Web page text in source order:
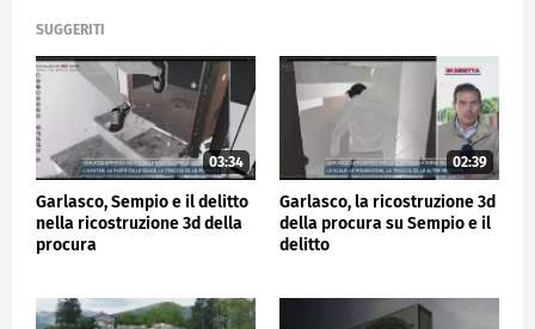
pesantemente danneggiato, utilizzando tecnologie
Emmanuel Durand è un ingegnere francese
specialista nell'acquisizione di dati 3D, e sta
assistendo architetti ucraini ed esperti di costruzioni
storiche per registrare e catalogare gli edifici a Kiev,
Leopoli, Chernihiv e Kharkiv.
SUGGERITI
03:34
Garlasco, Sempio e il delitto
nella ricostruzione 3d della
procura
02:39
Garlasco, la ricostruzione 3d
della procura su Sempio e il
delitto